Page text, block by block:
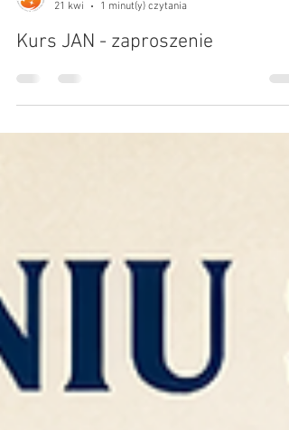
Nowa Ewangelizacja
1 minut(y) czytania
Kurs JAN - zaproszenie